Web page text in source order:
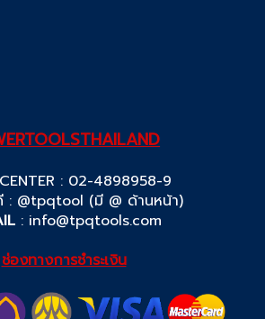
: 02-4898958-9
: @tpqtool (มี @ ด้านหน้า)
: info@tpqtools.com
ช่องทางการชำระเงิน